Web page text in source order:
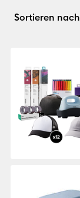
Sortieren nach